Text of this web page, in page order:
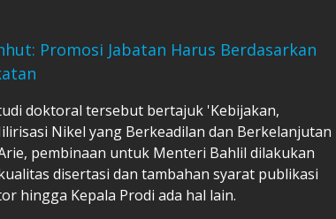
Promosi Jabatan Harus Berdasarkan
doktoral tersebut bertajuk 'Kebijakan,
Nikel yang Berkeadilan dan Berkelanjutan
pembinaan untuk Menteri Bahlil dilakukan
disertasi dan tambahan syarat publikasi
hingga Kepala Prodi ada hal lain.